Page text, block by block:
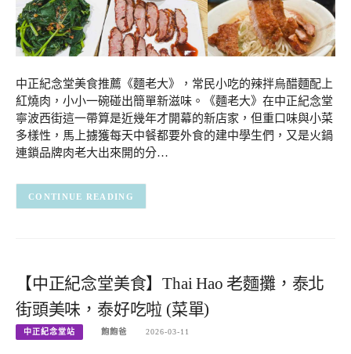
中正紀念堂美食推薦《麵老大》，常民小吃的辣拌烏醋麵配上
紅燒肉，小小一碗碰出簡單新滋味。《麵老大》在中正紀念堂
寧波西街這一帶算是近幾年才開幕的新店家，但重口味與小菜
多樣性，馬上擄獲每天中餐都要外食的建中學生們，又是火鍋
連鎖品牌肉老大出來開的分…
CONTINUE READING
【中正紀念堂美食】Thai Hao 老麵攤，泰北
街頭美味，泰好吃啦 (菜單)
中正紀念堂站 飽飽爸 2026-03-11